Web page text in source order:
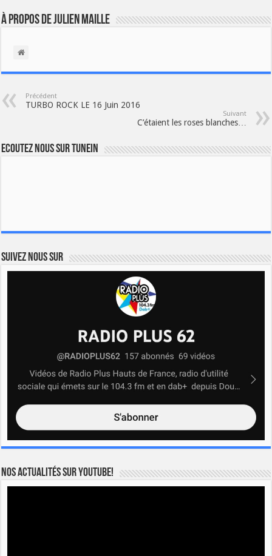
À propos de Julien Maille
Précédent
TURBO ROCK LE 16 Juin 2016
Suivant
C’étaient les roses blanches…
Ecoutez nous sur TuneIn
Suivez nous sur
Nos actualités sur YOUTUBE!